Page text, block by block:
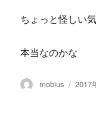
ちょっと怪しい
本当なのかな
投
mobius
投
2017